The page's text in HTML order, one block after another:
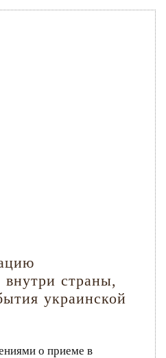
страны,
украинской
о приеме в